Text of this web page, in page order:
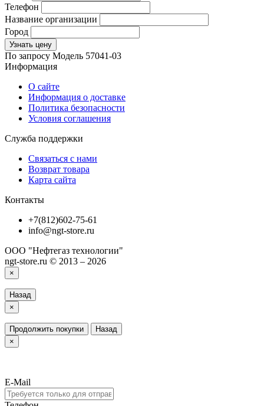
Телефон
Название организации
Город
Узнать цену
По запросу Модель 57041-03
Информация
О сайте
Информация о доставке
Политика безопасности
Условия соглашения
Служба поддержки
Связаться с нами
Возврат товара
Карта сайта
Контакты
+7(812)602-75-61
info@ngt-store.ru
ООО "Нефтегаз технологии"
ngt-store.ru © 2013 – 2026
×
Назад
×
Продолжить покупки
Назад
×
E-Mail